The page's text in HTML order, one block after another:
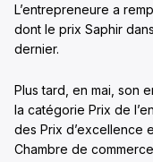
L’entrepreneure a
dont le prix Saphir
dernier.
Plus tard, en mai, son
la catégorie Prix de
des Prix d’excellence
Chambre de